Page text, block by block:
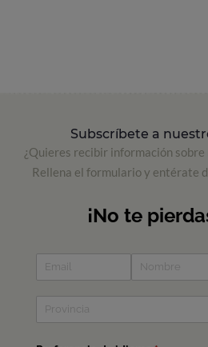
Subscríbete a
¿Quieres recibir información
Rellena el formulario y entérate